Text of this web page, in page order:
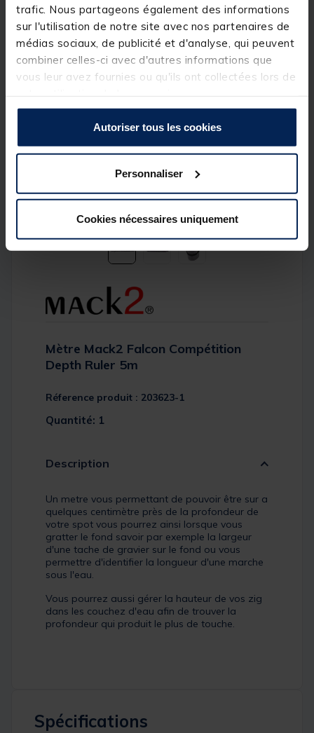
trafic. Nous partageons également des informations
sur l'utilisation de notre site avec nos partenaires de
médias sociaux, de publicité et d'analyse, qui peuvent
combiner celles-ci avec d'autres informations que
vous leur avez fournies ou qu'ils ont collectées lors de
Autoriser tous les cookies
Personnaliser
Cookies nécessaires uniquement
Mètre Mack2 Falcon Compétition
Depth Ruler 5m
Réference produit : 203623-1
Quantité: 1
Description
Un metre vous permettant de pouvoir être sur a
quelques centimètre près de la profondeur de
votre spot vous pourrez ainsi lorsque vous
gratter le fond savoir par exemple la largeur
d'une tache de gravier sur le fond ou vous
permettre d'identifier la longueur d'une marche
sous l'eau.
Vous pourrez aussi gérer la hauteur de vos zig
dans les couchez d'eau afin de trouver la
profondeur qui produit le plus de touche.
Spécifications